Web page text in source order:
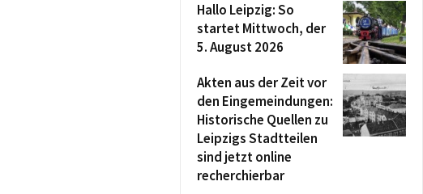
Hallo Leipzig: So
startet Mittwoch, der
5. August 2026
Akten aus der Zeit vor
den Eingemeindungen:
Historische Quellen zu
Leipzigs Stadtteilen
sind jetzt online
recherchierbar